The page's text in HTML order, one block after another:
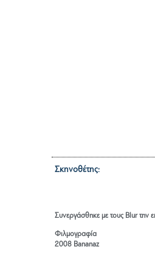
Σκηνοθέτης:
Συνεργάσθηκε με τους Blur την
Φιλμογραφία
2008 Bananaz